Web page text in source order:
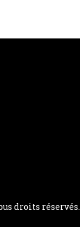
droits réservés.